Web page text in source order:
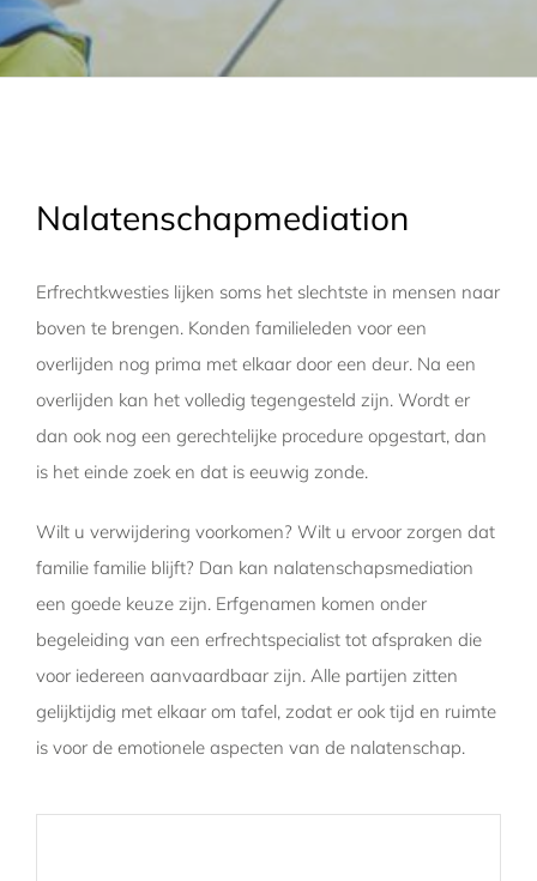
Nalatenschapmediation
Erfrechtkwesties lijken soms het slechtste in mensen naar
boven te brengen. Konden familieleden voor een
overlijden nog prima met elkaar door een deur. Na een
overlijden kan het volledig tegengesteld zijn. Wordt er
dan ook nog een gerechtelijke procedure opgestart, dan
is het einde zoek en dat is eeuwig zonde.
Wilt u verwijdering voorkomen? Wilt u ervoor zorgen dat
familie familie blijft? Dan kan nalatenschapsmediation
een goede keuze zijn. Erfgenamen komen onder
begeleiding van een erfrechtspecialist tot afspraken die
voor iedereen aanvaardbaar zijn. Alle partijen zitten
gelijktijdig met elkaar om tafel, zodat er ook tijd en ruimte
is voor de emotionele aspecten van de nalatenschap.